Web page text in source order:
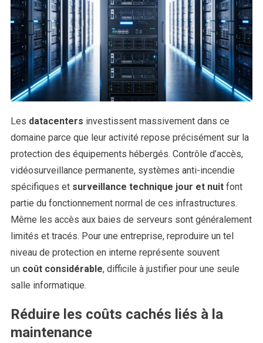
Les datacenters investissent massivement dans ce
domaine parce que leur activité repose précisément sur la
protection des équipements hébergés. Contrôle d’accès,
vidéosurveillance permanente, systèmes anti-incendie
spécifiques et surveillance technique jour et nuitfont
partie du fonctionnement normal de ces infrastructures.
Même les accès aux baies de serveurs sont généralement
limités et tracés. Pour une entreprise, reproduire un tel
niveau de protection en interne représente souvent
un coût considérable, difficile à justifier pour une seule
salle informatique.
Réduire les coûts cachés liés à la
maintenance